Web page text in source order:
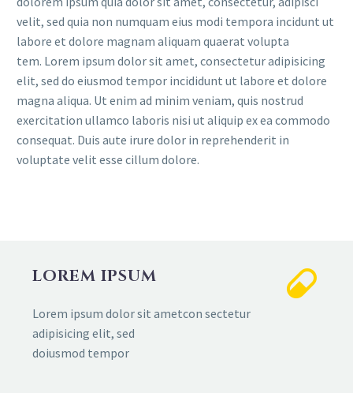
velit, sed quia non numquam eius modi tempora incidunt ut
labore et dolore magnam aliquam quaerat volupta
tem. Lorem ipsum dolor sit amet, consectetur adipisicing
elit, sed do eiusmod tempor incididunt ut labore et dolore
magna aliqua. Ut enim ad minim veniam, quis nostrud
exercitation ullamco laboris nisi ut aliquip ex ea commodo
consequat. Duis aute irure dolor in reprehenderit in
voluptate velit esse cillum dolore.
LOREM IPSUM
Lorem ipsum dolor sit ametcon sectetur
adipisicing elit, sed
doiusmod tempor